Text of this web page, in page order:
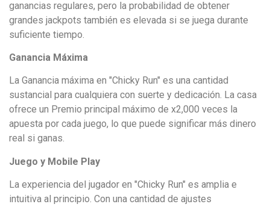
ganancias regulares, pero la probabilidad de obtener
grandes jackpots también es elevada si se juega durante
suficiente tiempo.
Ganancia Máxima
La Ganancia máxima en "Chicky Run" es una cantidad
sustancial para cualquiera con suerte y dedicación. La casa
ofrece un Premio principal máximo de x2,000 veces la
apuesta por cada juego, lo que puede significar más dinero
real si ganas.
Juego y Mobile Play
La experiencia del jugador en "Chicky Run" es amplia e
intuitiva al principio. Con una cantidad de ajustes